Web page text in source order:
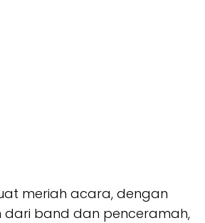
meriah acara, dengan
band dan penceramah,